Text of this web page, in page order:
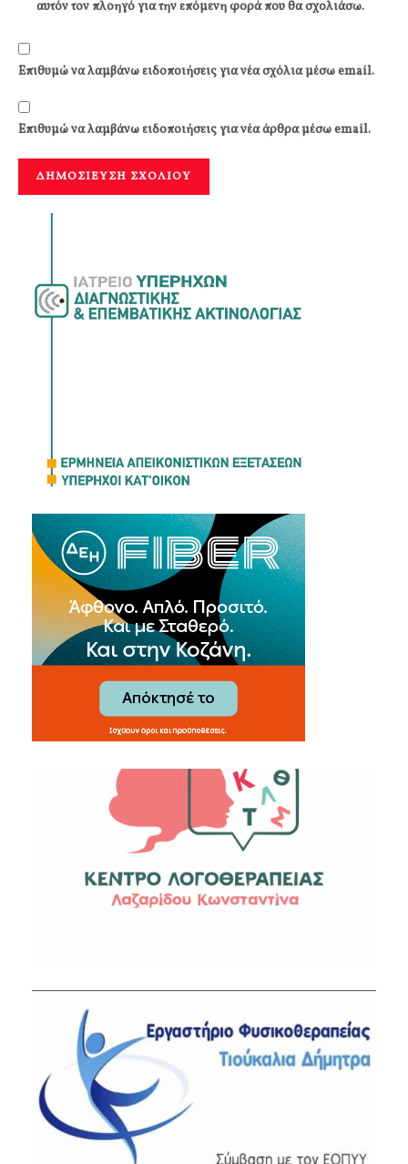
αυτόν τον πλοηγό για την επόμενη φορά που θα σχολιάσω.
Επιθυμώ να λαμβάνω ειδοποιήσεις για νέα σχόλια μέσω email.
Επιθυμώ να λαμβάνω ειδοποιήσεις για νέα άρθρα μέσω email.